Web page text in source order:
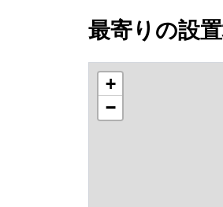
最寄りの設
+
−